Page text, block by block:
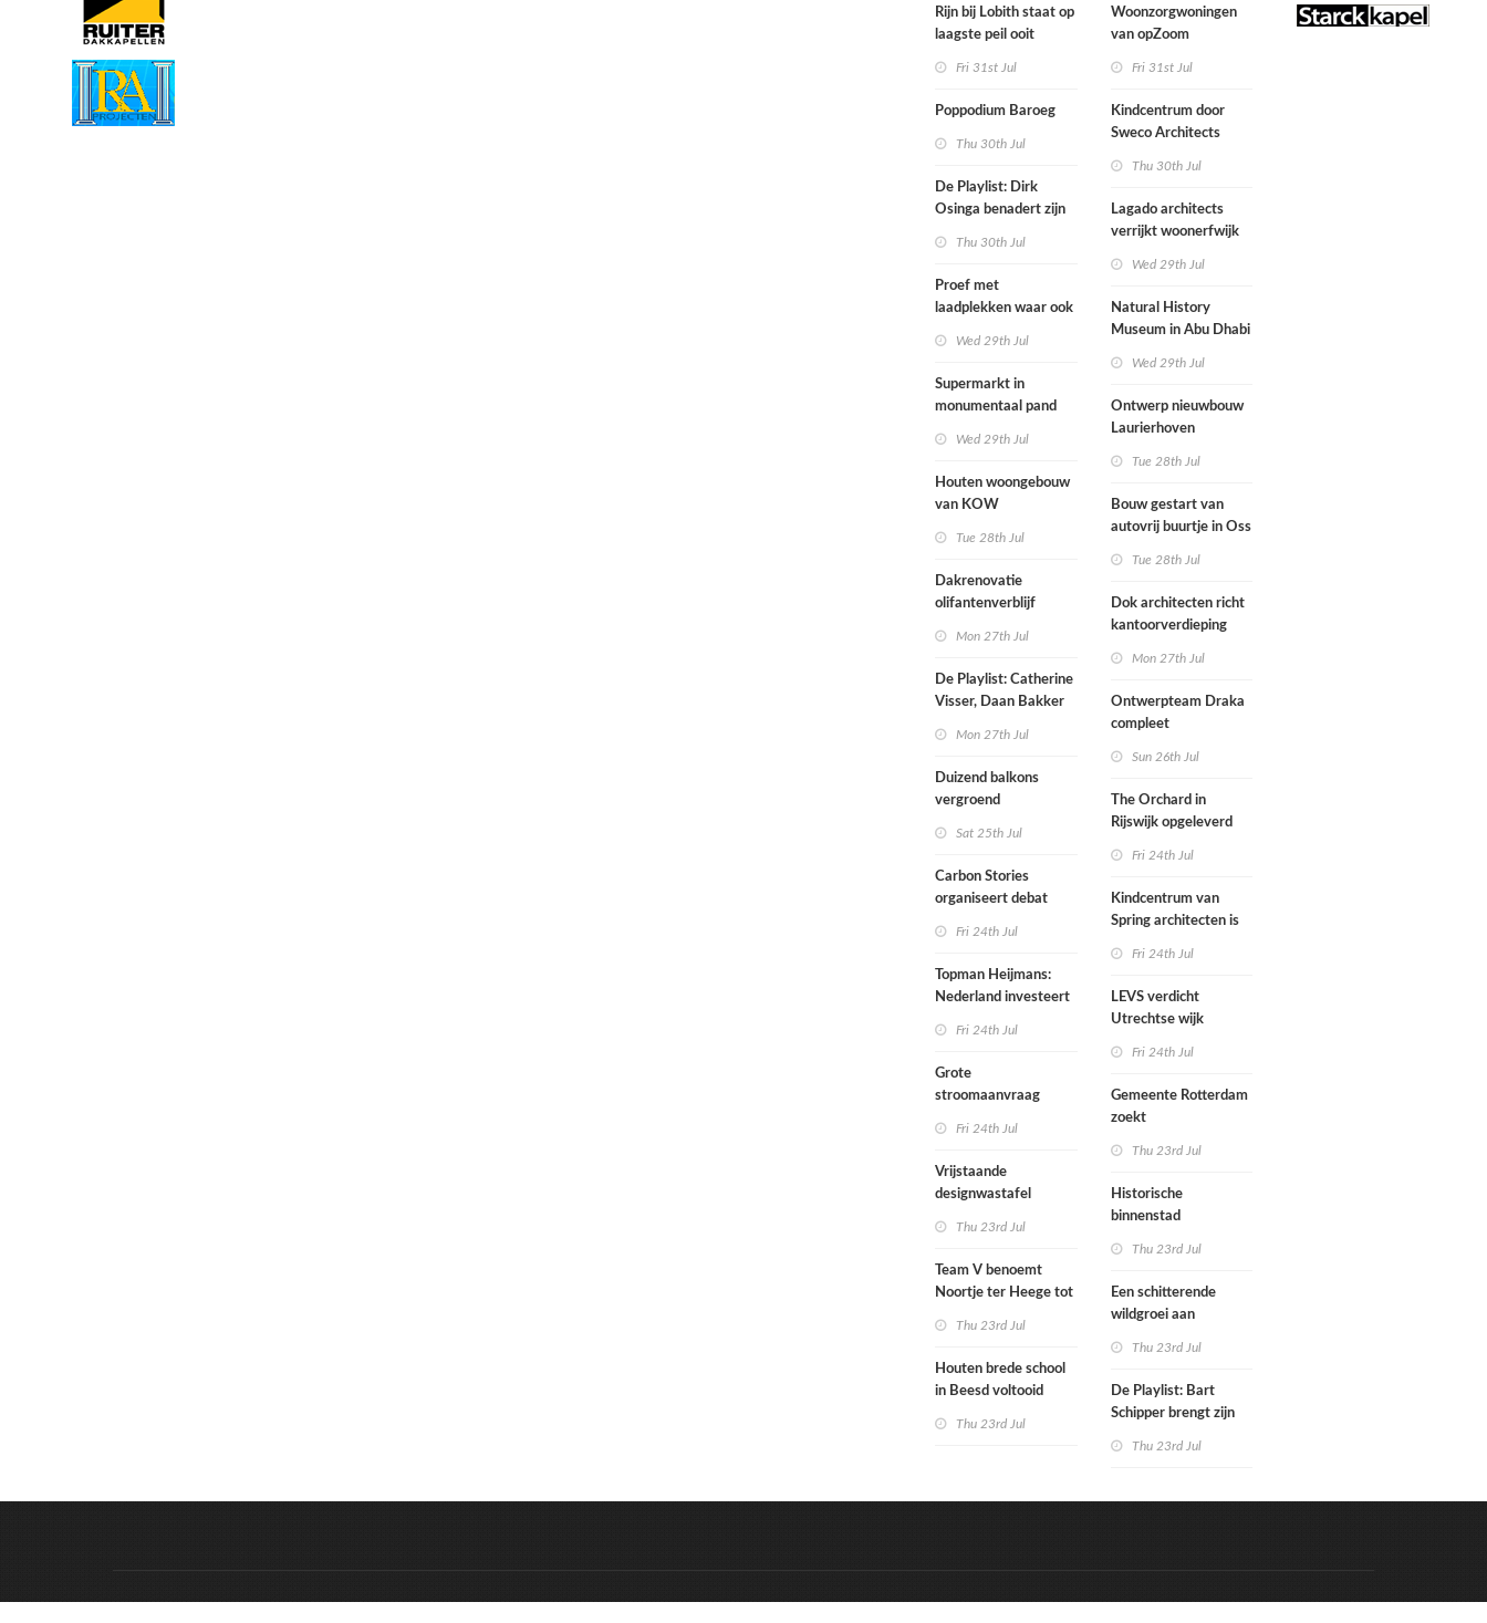
Rijn bij Lobith staat op
laagste peil ooit
Fri 31st Jul
Poppodium Baroeg
Thu 30th Jul
De Playlist: Dirk
Osinga benadert zijn
Thu 30th Jul
Proef met
laadplekken waar ook
Wed 29th Jul
Supermarkt in
monumentaal pand
Wed 29th Jul
Houten woongebouw
van KOW
herontwikkeling
ziekenhuisterrein
Tue 28th Jul
Dakrenovatie
olifantenverblijf
Mon 27th Jul
De Playlist: Catherine
Visser, Daan Bakker
kamerensemble
Mon 27th Jul
Duizend balkons
vergroend
Sat 25th Jul
Carbon Stories
organiseert debat
Fri 24th Jul
Topman Heijmans:
Nederland investeert
Fri 24th Jul
Grote
stroomaanvraag
afgewezen
Fri 24th Jul
Vrijstaande
designwastafel
Thu 23rd Jul
Team V benoemt
Noortje ter Heege tot
Thu 23rd Jul
Houten brede school
in Beesd voltooid
Thu 23rd Jul
Woonzorgwoningen
van opZoom
nieuwbouw en oude
industriële panden
Fri 31st Jul
Kindcentrum door
Sweco Architects
buitenruimte samen in
hart van dorp
Thu 30th Jul
Lagado architects
verrijkt woonerfwijk
huis
Wed 29th Jul
Natural History
Museum in Abu Dhabi
Wed 29th Jul
Ontwerp nieuwbouw
Laurierhoven
Tue 28th Jul
Bouw gestart van
autovrij buurtje in Oss
Tue 28th Jul
Dok architecten richt
kantoorverdieping
hernieuwd in
Mon 27th Jul
Ontwerpteam Draka
compleet
Sun 26th Jul
The Orchard in
Rijswijk opgeleverd
Fri 24th Jul
Kindcentrum van
Spring architecten is
Fri 24th Jul
LEVS verdicht
Utrechtse wijk
Fri 24th Jul
Gemeente Rotterdam
zoekt
doorrekenen met
CO2-rekenmethode
Thu 23rd Jul
Historische
binnenstad
werelderfgoed
Thu 23rd Jul
Een schitterende
wildgroei aan
Thu 23rd Jul
De Playlist: Bart
Schipper brengt zijn
Thu 23rd Jul